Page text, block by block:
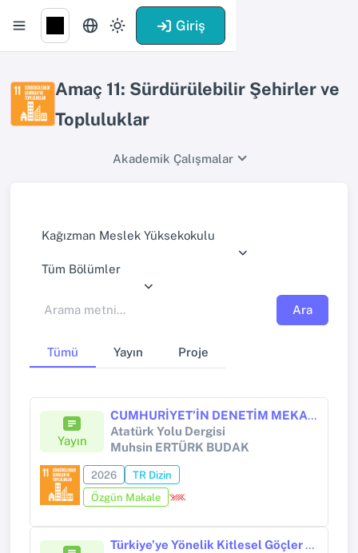
Giriş
Amaç 11: Sürdürülebilir Şehirler ve
Topluluklar
Akademik Çalışmalar
Kağızman Meslek Yüksekokulu
Tüm Bölümler
Ara
Tümü Yayın Proje
Yayın
CUMHURİYET’İN DENETİM MEKANİZMASI OLARAK UMUMİ MÜFETTİŞLİK: ÜÇÜNCÜ UMUMİ MÜFETTİŞ TAHSİN UZER’İN KARS’TAKİ FAALİYETLERİ
Atatürk Yolu Dergisi
Muhsin ERTÜRK BUDAK
2026
TR Dizin
Özgün Makale
Türkiye’ye Yönelik Kitlesel Göçler ve Toplumsal Değişme